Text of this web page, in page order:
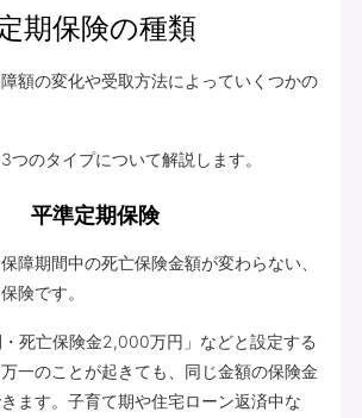
期保険の種類
額の変化や受取方法によっていくつかの
つのタイプについて解説します。
平準定期保険
障期間中の死亡保険金額が変わらない、
険です。
死亡保険金2,000万円」などと設定する
一のことが起きても、同じ金額の保険金
ます。子育て期や住宅ローン返済中な